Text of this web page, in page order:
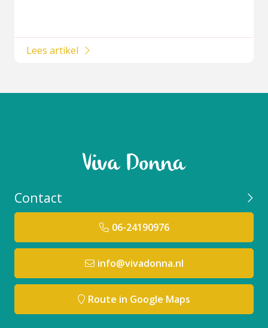
Lees artikel
Contact
06-24190976
info@vivadonna.nl
Route in Google Maps